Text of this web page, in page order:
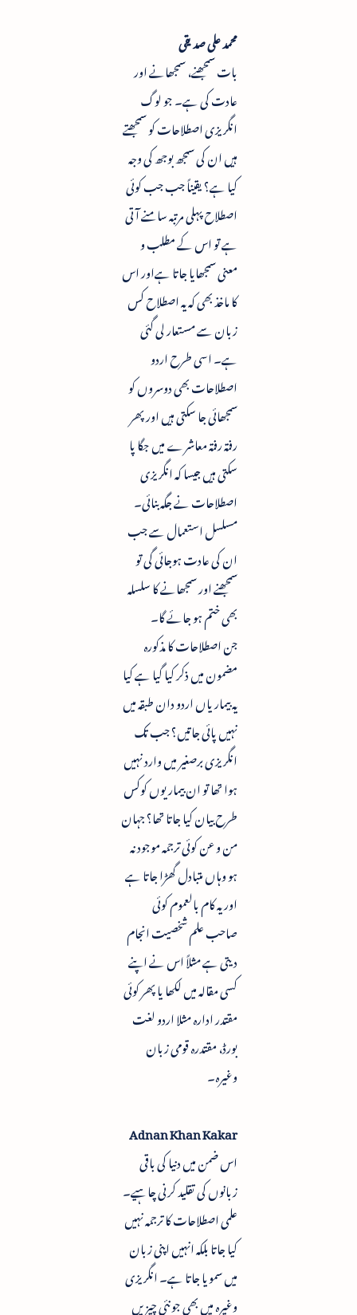
محمد علی صدیقی
بات سمجھنے، سمجھانے اور
عادت کی ہے۔ جو لوگ
انگریزی اصطلاحات کو سمجھتے
ہیں ان کی سمجھ بوجھ کی وجہ
کیا ہے؟ یقیناً جب جب کوئی
اصطلاح پہلی مرتبہ سامنے آتی
ہے تو اس کے مطلب و
معنی سمجھایا جاتا ہےاور اس
کا ماخذ بھی کہ یہ اصطلاح کس
زبان سے مستعار لی گئی
ہے۔ اسی طرح اردو
اصطلاحات بھی دوسروں کو
سمجھائی جا سکتی ہیں اور پھر
رفتہ رفتہ معاشرے میں جگا پا
سکتی ہیں جیسا کہ انگریزی
اصطلاحات نے جگہ بنائی۔
مسلسل استعمال سے جب
ان کی عادت ہوجائی گی تو
سمجھنے اور سمجھانے کا سلسلہ
بھی ختم ہو جائے گا۔
جن اصطلاحات کا مذکورہ
مضمون میں ذکر کیا گیا ہے کیا
یہ بیماریاں اردو دان طبقہ میں
نہیں پائی جاتیں؟ جب تک
انگریزی برصغیر میں وارد نہیں
ہوا تھا تو ان بیماریوں کوکس
طرح بیان کیا جاتا تھا؟ جہان
من و عن کوئی ترجمہ موجود نہ
ہو وہاں متبادل گھڑا جاتا ہے
اور یہ کام بالعموم کوئی
صاحب علم شخصیت انجام
دیتی ہے مثلاً اس نے اپنے
کسی مقالہ میں لکھا یا پھر کوئی
مقتدر ادارہ مثلا اردو لغت
بورڈ، مقتدرہ قومی زبان
وغیرہ۔
Adnan Khan Kakar
اس ضمن میں دنیا کی باقی
زبانوں کی تقلید کرنی چاہیے۔
علمی اصطلاحات کا ترجمہ نہیں
کیا جاتا بلکہ انہیں اپنی زبان
میں سمویا جاتا ہے۔ انگریزی
وغیرہ میں بھی جو نئی چیزیں